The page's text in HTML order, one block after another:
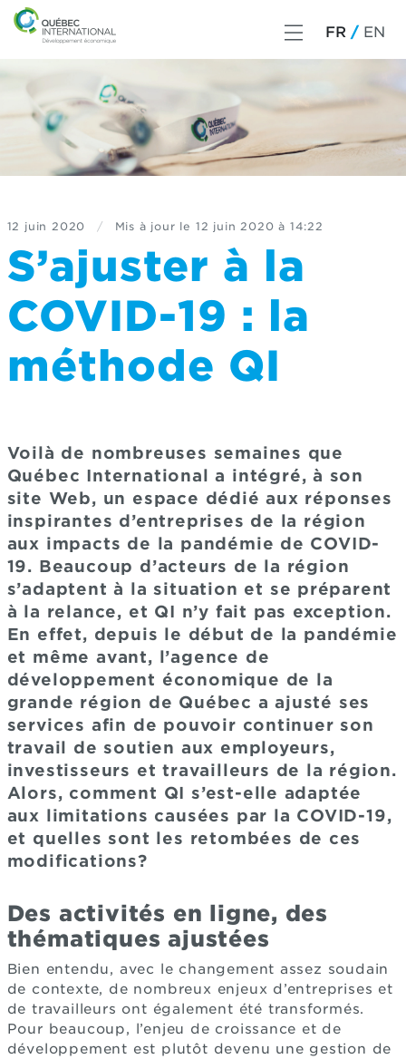
FR EN
12 juin 2020 / Mis à jour le 12 juin 2020 à 14:22
S’ajuster à la
COVID-19 : la
méthode QI
Voilà de nombreuses semaines que
Québec International a intégré, à son
site Web, un espace dédié aux réponses
inspirantes d’entreprises de la région
aux impacts de la pandémie de COVID-
19. Beaucoup d’acteurs de la région
s’adaptent à la situation et se préparent
à la relance, et QI n’y fait pas exception.
En effet, depuis le début de la pandémie
et même avant, l’agence de
développement économique de la
grande région de Québec a ajusté ses
services afin de pouvoir continuer son
travail de soutien aux employeurs,
investisseurs et travailleurs de la région.
Alors, comment QI s’est-elle adaptée
aux limitations causées par la COVID-19,
et quelles sont les retombées de ces
modifications?
Des activités en ligne, des
thématiques ajustées
Bien entendu, avec le changement assez soudain
de contexte, de nombreux enjeux d’entreprises et
de travailleurs ont également été transformés.
Pour beaucoup, l’enjeu de croissance et de
développement est plutôt devenu une gestion de